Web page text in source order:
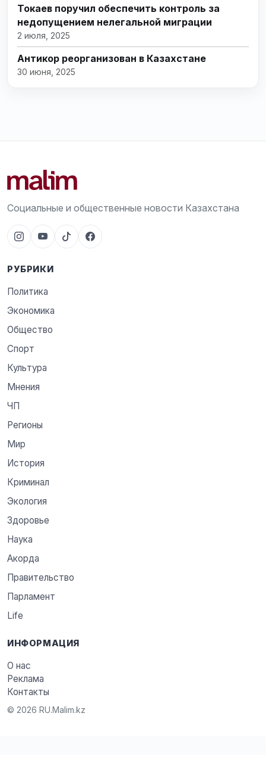
Токаев поручил обеспечить контроль за
недопущением нелегальной миграции
2 июля, 2025
Антикор реорганизован в Казахстане
30 июня, 2025
Социальные и общественные новости Казахстана
РУБРИКИ
Политика
Экономика
Общество
Спорт
Культура
Мнения
ЧП
Регионы
Мир
История
Криминал
Экология
Здоровье
Наука
Акорда
Правительство
Парламент
Life
ИНФОРМАЦИЯ
О нас
Реклама
Контакты
© 2026 RU.Malim.kz